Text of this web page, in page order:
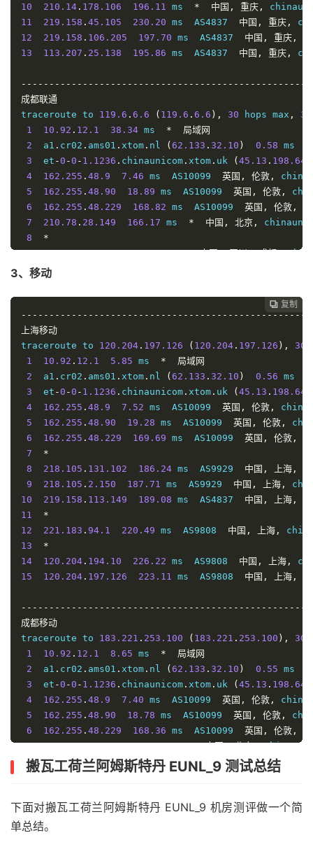
5
162.255 . 48.90 19.72 ms  AS10099 英国, 伦敦,
6
162.255 . 48.229 169.52 ms  AS10099 英国, 伦敦,
7
210.78. 28.157 166.93 ms 中国, 北京,
8
210.78. 28.94 167.14 ms 中国, 北京,
10
219.158 . 5.117 168.86 ms  AS4837 中国, 北京,
11
219.158
12
219.158 .40.166 166.50 ms  AS4837 中国, 北京,
13
59.43 . 145.62 193.52 ms * 中国,
14
59.43.156.201 187.35 ms * 中国, 广东,
15
59.43. 46.214 202.92 ms * 中国, 福建,
16
*
17
27.148. 195.98 216.41 ms  AS133775 中国, 福建,
18
117.25. 141.110 216.30 ms  AS133775 中国, 福建,
19
117.28 . 254.129 205.86 ms  AS4809 中国, 福建, 厦
10
210.14 . 178.106 196.11 ms * 中国, 重庆,
11
219.158 . 45.105 230.20 ms  AS4837 中国, 重庆,
12
219.158 . 106.205 197.70 ms  AS4837 中国, 重庆,
13
113.207 . 25.138 195.86 ms  AS4837 中国, 重庆,
成都联通
traceroute to 119.6 . 6.6 ( 119.6 . 6.6 ), 30 hops max ,
32
1
10.92 . 12.1 38.34 ms *
局域网
2
  a1
. cr02 . ams01 . xtom . nl (62.133 . 32.10 ) 0.58 ms
3
  et
-0 -0 - 1.1236 . chinaunicom . xtom . uk (45.13 . 198.64
4
162.255 . 48.9 7.46 ms  AS10099 英国, 伦敦,
5
162.255 . 48.90 18.89 ms  AS10099 英国, 伦敦,
6
162.255 . 48.229 168.82 ms  AS10099 英国, 伦敦,
7
210.78 . 28.149 166.17 ms * 中国, 北京,
8
*
9
210.78.19.70 197.01 ms * 中国, 四川, 成都,
10
219.158
12
119.6.197.174 196.72 ms  AS4837 中国, 四川, 成
13
119.7 . 220.226 191.83 ms  AS4837 中国, 四川, 成
14
119.6
3、移动
 复制
 复制
 复制
上海移动
traceroute to 120.204 . 197.126 ( 120.204 . 197.126 ), 30
1
10.92 . 12.1 5.85 ms *
局域网
2
  a1
. cr02 . ams01 . xtom . nl (62.133 . 32.10 ) 0.56 ms
3
  et
-0 -0 - 1.1236 . chinaunicom . xtom . uk (45.13 . 198.64
4
162.255 . 48.9 7.52 ms  AS10099 英国, 伦敦,
5
162.255 . 48.90 19.28 ms  AS10099 英国, 伦敦,
6
162.255 . 48.229 169.69 ms  AS10099 英国, 伦敦,
7
*
8
218.105 . 131.102 186.24 ms  AS9929 中国, 上海,
9
218.105 . 2.150 187.71 ms  AS9929 中国, 上海,
10
219.158 . 113.149 189.08 ms  AS4837 中国, 上海,
11
*
12
221.183 . 94.1 220.49 ms  AS9808 中国, 上海,
13
*
14
120.204 . 194.10 226.22 ms  AS9808 中国, 上海,
15
120.204 . 197.126 223.11 ms  AS9808 中国, 上海,
成都移动
traceroute to 183.221 . 253.100 ( 183.221 . 253.100 ), 30
1
10.92 . 12.1 8.65 ms *
局域网
2
  a1
. cr02 . ams01 . xtom . nl (62.133 . 32.10 ) 0.55 ms
3
  et
-0 -0 - 1.1236 . chinaunicom . xtom . uk (45.13 . 198.64
4
162.255 . 48.9 7.40 ms  AS10099 英国, 伦敦,
5
162.255 . 48.90 18.78 ms  AS10099 英国, 伦敦,
6
162.255 . 48.229 168.36 ms  AS10099 英国, 伦敦,
7
210.78.28.149 166.16 ms * 中国, 北京,
8
210.78.28.86 166.89 ms * 中国, 北京,
9
219.158 35.33 170.42 ms  AS4837 中国, 北京,
11
219.158.110.206 198.60 ms  AS4837 中国, 四川,
12
搬瓦工荷兰阿姆斯特丹 EUNL_9 测试总结
下面对搬瓦工荷兰阿姆斯特丹 EUNL_9 机房测评做一个简
单总结。